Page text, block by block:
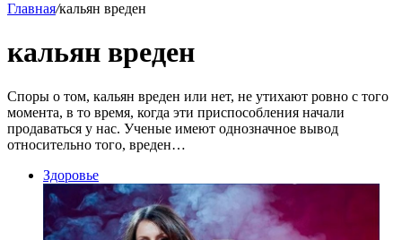
Главная/кальян вреден
кальян вреден
Споры о том, кальян вреден или нет, не утихают ровно с того
момента, в то время, когда эти приспособления начали
продаваться у нас. Ученые имеют однозначное вывод
относительно того, вреден…
Здоровье